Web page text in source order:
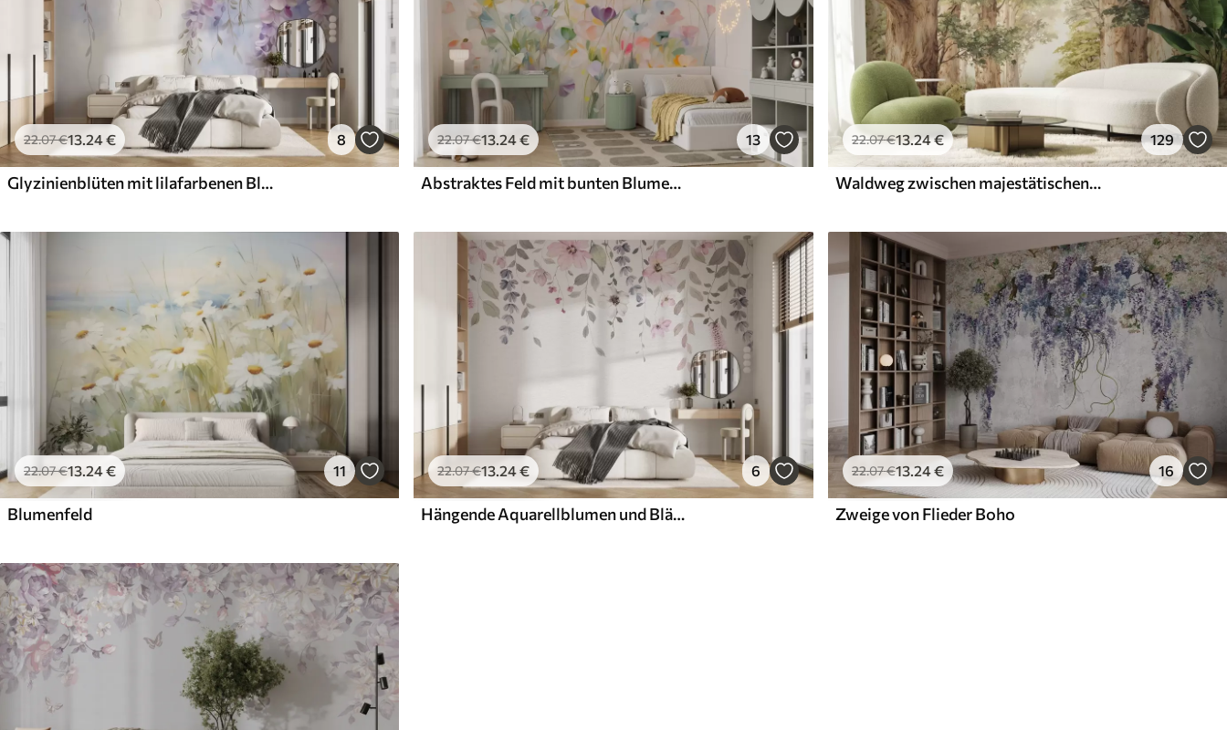
22.07€13.24€ 8
Glyzinienblüten mit lilafarbenen Blütenblättern und grünen Blättern, die von den Zweigen hängen, weiche Pastellfarben, pastellfarbener Hintergrund
22.07€13.24€ 13
Abstraktes Feld mit bunten Blumen mit langen Stielen und grünen Blättern, strukturiert, pastellfarben, helle Farben
22.07€13.24€ 129
Waldweg zwischen majestätischen Bäumen im Aquarellstil
22.07€13 .24€ 11
Blumenfeld
22.07€13 .24€ 6
Hängende Aquarellblumen und Blätter
22.07€13.24€ 16
Zweige von Flieder Boho